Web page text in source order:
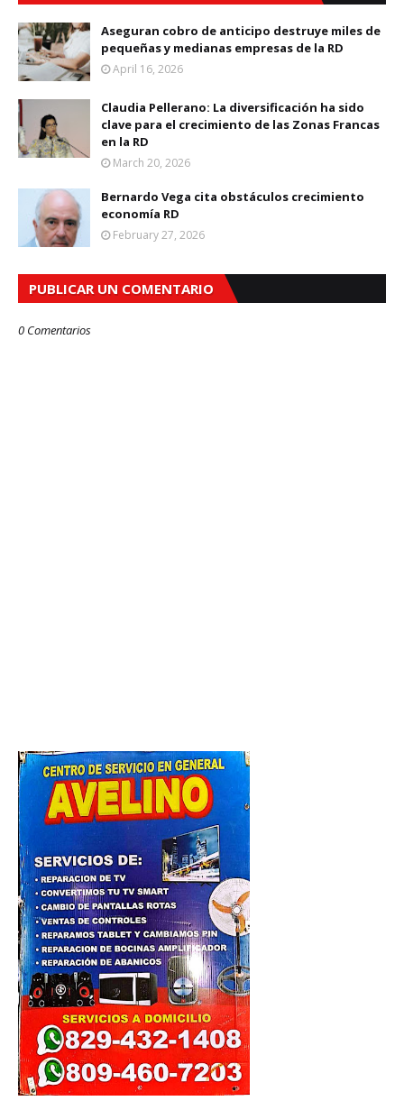
Aseguran cobro de anticipo destruye miles de
pequeñas y medianas empresas de la RD
April 16, 2026
Claudia Pellerano: La diversificación ha sido
clave para el crecimiento de las Zonas Francas
en la RD
March 20, 2026
Bernardo Vega cita obstáculos crecimiento
economía RD
February 27, 2026
PUBLICAR UN COMENTARIO
0 Comentarios